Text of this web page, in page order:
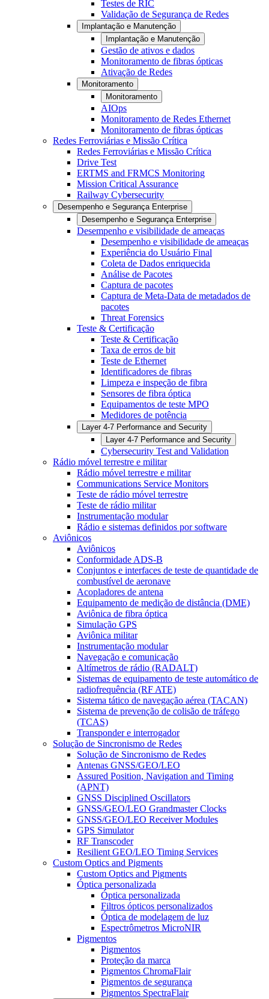
Testes de RIC
Validação de Segurança de Redes
Implantação e Manutenção
Implantação e Manutenção
Gestão de ativos e dados
Monitoramento de fibras ópticas
Ativação de Redes
Monitoramento
Monitoramento
AIOps
Monitoramento de Redes Ethernet
Monitoramento de fibras ópticas
Redes Ferroviárias e Missão Crítica
Redes Ferroviárias e Missão Crítica
Drive Test
ERTMS and FRMCS Monitoring
Mission Critical Assurance
Railway Cybersecurity
Desempenho e Segurança Enterprise
Desempenho e Segurança Enterprise
Desempenho e visibilidade de ameaças
Desempenho e visibilidade de ameaças
Experiência do Usuário Final
Coleta de Dados enriquecida
Análise de Pacotes
Captura de pacotes
Captura de Meta-Data de metadados de
pacotes
Threat Forensics
Teste & Certificação
Teste & Certificação
Taxa de erros de bit
Teste de Ethernet
Identificadores de fibras
Limpeza e inspeção de fibra
Sensores de fibra óptica
Equipamentos de teste MPO
Medidores de potência
Layer 4-7 Performance and Security
Layer 4-7 Performance and Security
Cybersecurity Test and Validation
Rádio móvel terrestre e militar
Rádio móvel terrestre e militar
Communications Service Monitors
Teste de rádio móvel terrestre
Teste de rádio militar
Instrumentação modular
Rádio e sistemas definidos por software
Aviônicos
Aviônicos
Conformidade ADS-B
Conjuntos e interfaces de teste de quantidade de
combustível de aeronave
Acopladores de antena
Equipamento de medição de distância (DME)
Aviônica de fibra óptica
Simulação GPS
Aviônica militar
Instrumentação modular
Navegação e comunicação
Altímetros de rádio (RADALT)
Sistemas de equipamento de teste automático de
radiofrequência (RF ATE)
Sistema tático de navegação aérea (TACAN)
Sistema de prevenção de colisão de tráfego
(TCAS)
Transponder e interrogador
Solução de Sincronismo de Redes
Solução de Sincronismo de Redes
Antenas GNSS/GEO/LEO
Assured Position, Navigation and Timing
(APNT)
GNSS Disciplined Oscillators
GNSS/GEO/LEO Grandmaster Clocks
GNSS/GEO/LEO Receiver Modules
GPS Simulator
RF Transcoder
Resilient GEO/LEO Timing Services
Custom Optics and Pigments
Custom Optics and Pigments
Óptica personalizada
Óptica personalizada
Filtros ópticos personalizados
Óptica de modelagem de luz
Espectrômetros MicroNIR
Pigmentos
Pigmentos
Proteção da marca
Pigmentos ChromaFlair
Pigmentos de segurança
Pigmentos SpectraFlair